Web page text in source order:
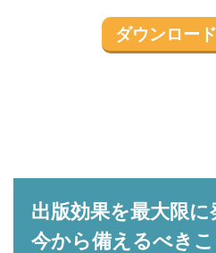
ダウンロー
出版効果を最大限
今から備えるべきこ